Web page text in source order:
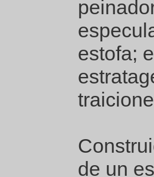
estofa;
de un